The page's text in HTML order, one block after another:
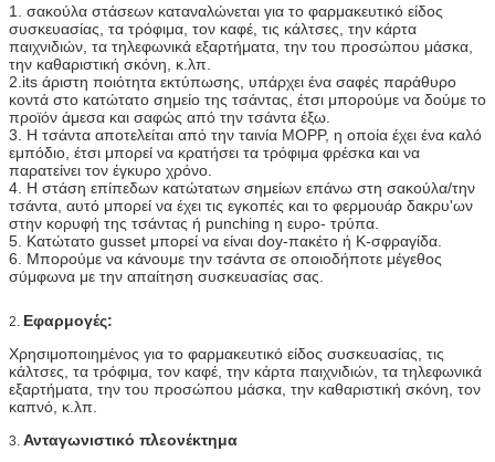
1. σακούλα στάσεων καταναλώνεται για το φαρμακευτικό είδος
συσκευασίας, τα τρόφιμα, τον καφέ, τις κάλτσες, την κάρτα
παιχνιδιών, τα τηλεφωνικά εξαρτήματα, την του προσώπου μάσκα,
την καθαριστική σκόνη, κ.λπ.
2.its άριστη ποιότητα εκτύπωσης, υπάρχει ένα σαφές παράθυρο
κοντά στο κατώτατο σημείο της τσάντας, έτσι μπορούμε να δούμε το
προϊόν άμεσα και σαφώς από την τσάντα έξω.
3. Η τσάντα αποτελείται από την ταινία MOPP, η οποία έχει ένα καλό
εμπόδιο, έτσι μπορεί να κρατήσει τα τρόφιμα φρέσκα και να
παρατείνει τον έγκυρο χρόνο.
4. Η στάση επίπεδων κατώτατων σημείων επάνω στη σακούλα/την
τσάντα, αυτό μπορεί να έχει τις εγκοπές και το φερμουάρ δακρυ'ων
στην κορυφή της τσάντας ή punching η ευρο- τρύπα.
5. Κατώτατο gusset μπορεί να είναι doy-πακέτο ή Κ-σφραγίδα.
6. Μπορούμε να κάνουμε την τσάντα σε οποιοδήποτε μέγεθος
σύμφωνα με την απαίτηση συσκευασίας σας.
2. Εφαρμογές:
Χρησιμοποιημένος για το φαρμακευτικό είδος συσκευασίας, τις
κάλτσες, τα τρόφιμα, τον καφέ, την κάρτα παιχνιδιών, τα τηλεφωνικά
εξαρτήματα, την του προσώπου μάσκα, την καθαριστική σκόνη, τον
καπνό, κ.λπ.
3. Ανταγωνιστικό πλεονέκτημα